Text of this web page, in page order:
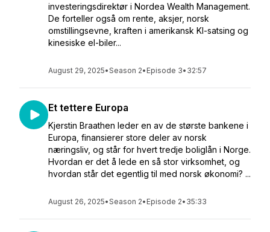
investeringsdirektør i Nordea Wealth Management.
De forteller også om rente, aksjer, norsk
omstillingsevne, kraften i amerikansk KI-satsing og
kinesiske el-biler...
August 29, 2025•Season 2• Episode 3• 32:57
Et tettere Europa
Kjerstin Braathen leder en av de største bankene i
Europa, finansierer store deler av norsk
næringsliv, og står for hvert tredje boliglån i Norge.
Hvordan er det å lede en så stor virksomhet, og
hvordan står det egentlig til med norsk økonomi? ...
August 26, 2025•Season 2• Episode 2• 35:33